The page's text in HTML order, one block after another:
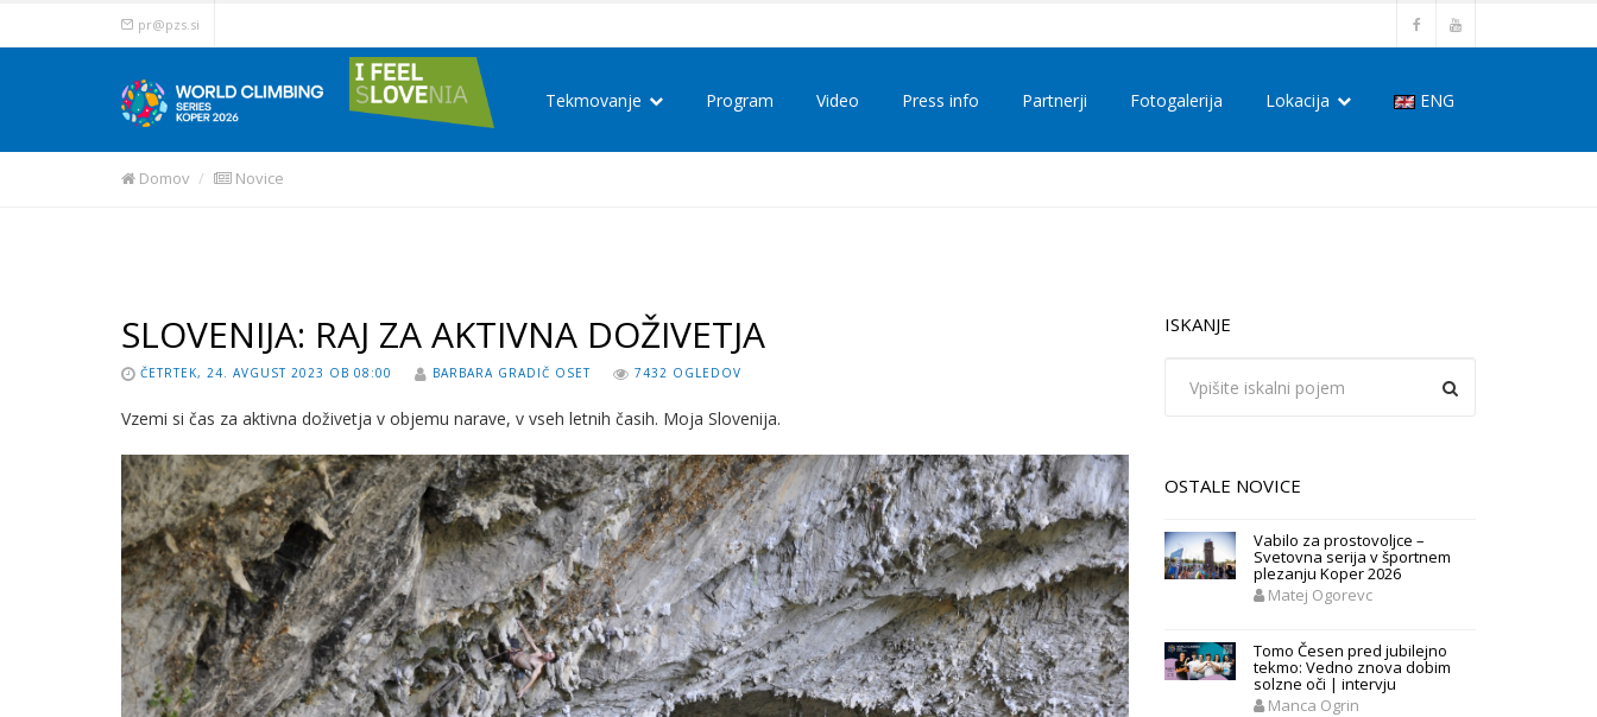
pr@pzs.si
Tekmovanje Program Video Press info Partnerji Fotogalerija Lokacija ENG
Domov Novice
SLOVENIJA: RAJ ZA AKTIVNA DOŽIVETJA
ČETRTEK, 24. AVGUST 2023 OB 08:00 BARBARA GRADIČ OSET 7432 OGLEDOV
Vzemi si čas za aktivna doživetja v objemu narave, v vseh letnih časih. Moja Slovenija.
ISKANJE
OSTALE NOVICE
Vabilo za prostovoljce –
Svetovna serija v športnem
plezanju Koper 2026
Matej Ogorevc
Tomo Česen pred jubilejno
tekmo: Vedno znova dobim
solzne oči | intervju
Manca Ogrin